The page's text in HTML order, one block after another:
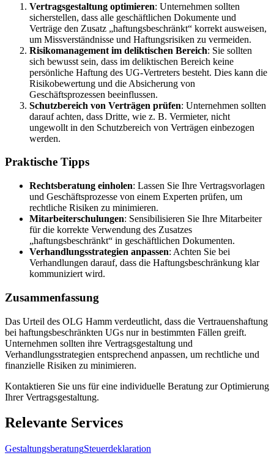
Vertragsgestaltung optimieren: Unternehmen sollten
sicherstellen, dass alle geschäftlichen Dokumente und
Verträge den Zusatz „haftungsbeschränkt“ korrekt ausweisen,
um Missverständnisse und Haftungsrisiken zu vermeiden.
Risikomanagement im deliktischen Bereich: Sie sollten
sich bewusst sein, dass im deliktischen Bereich keine
persönliche Haftung des UG-Vertreters besteht. Dies kann die
Risikobewertung und die Absicherung von
Geschäftsprozessen beeinflussen.
Schutzbereich von Verträgen prüfen: Unternehmen sollten
darauf achten, dass Dritte, wie z. B. Vermieter, nicht
ungewollt in den Schutzbereich von Verträgen einbezogen
werden.
Praktische Tipps
Rechtsberatung einholen: Lassen Sie Ihre Vertragsvorlagen
und Geschäftsprozesse von einem Experten prüfen, um
rechtliche Risiken zu minimieren.
Mitarbeiterschulungen: Sensibilisieren Sie Ihre Mitarbeiter
für die korrekte Verwendung des Zusatzes
„haftungsbeschränkt“ in geschäftlichen Dokumenten.
Verhandlungsstrategien anpassen: Achten Sie bei
Verhandlungen darauf, dass die Haftungsbeschränkung klar
kommuniziert wird.
Zusammenfassung
Das Urteil des OLG Hamm verdeutlicht, dass die Vertrauenshaftung
bei haftungsbeschränkten UGs nur in bestimmten Fällen greift.
Unternehmen sollten ihre Vertragsgestaltung und
Verhandlungsstrategien entsprechend anpassen, um rechtliche und
finanzielle Risiken zu minimieren.
Kontaktieren Sie uns für eine individuelle Beratung zur Optimierung
Ihrer Vertragsgestaltung.
Relevante Services
GestaltungsberatungSteuerdeklaration